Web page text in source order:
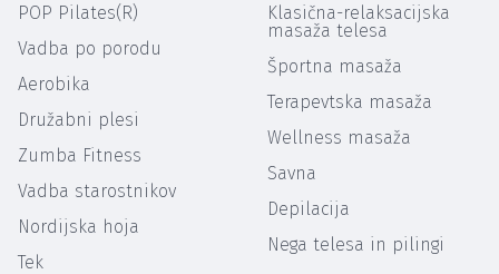
POP Pilates(R)
Vadba po porodu
Aerobika
Družabni plesi
Zumba Fitness
Vadba starostnikov
Nordijska hoja
Tek
Klasična-relaksacijska
masaža telesa
Športna masaža
Terapevtska masaža
Wellness masaža
Savna
Depilacija
Nega telesa in pilingi